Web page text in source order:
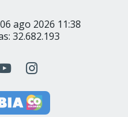
ago 2026 11:38
32.682.193